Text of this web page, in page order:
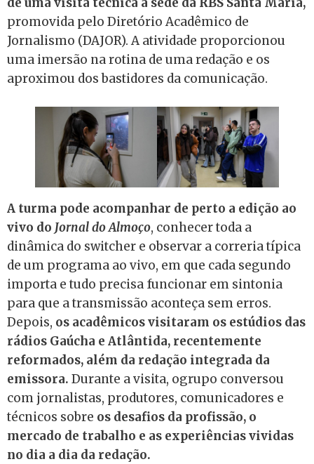
promovida pelo Diretório Acadêmico de
Jornalismo (DAJOR). A atividade proporcionou
uma imersão na rotina de uma redação e os
aproximou dos bastidores da comunicação.
A turma pode acompanhar de perto a edição ao
vivo do Jornal do Almoço, conhecer toda a
dinâmica do switcher e observar a correria típica
de um programa ao vivo, em que cada segundo
importa e tudo precisa funcionar em sintonia
para que a transmissão aconteça sem erros.
Depois, os acadêmicos visitaram os estúdios das
rádios Gaúcha e Atlântida, recentemente
reformados, além da redação integrada da
emissora. Durante a visita, ogrupo conversou
com jornalistas, produtores, comunicadores e
técnicos sobre os desafios da profissão, o
mercado de trabalho e as experiências vividas
no dia a dia da redação.